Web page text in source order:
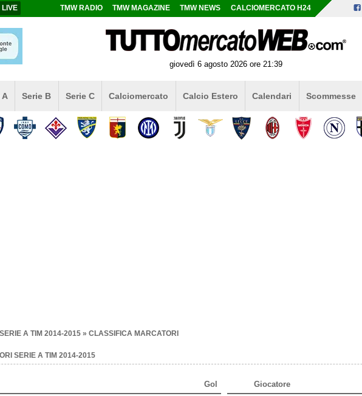
LIVE TMW RADIO TMW MAGAZINE TMW NEWS CALCIOMERCATO H24
giovedì 6 agosto 2026 ore 21:39
A Serie B Serie C Calciomercato Calcio Estero Calendari Scommesse
SERIE A TIM 2014-2015 » CLASSIFICA MARCATORI
SERIE A TIM 2014-2015
Gol Giocatore